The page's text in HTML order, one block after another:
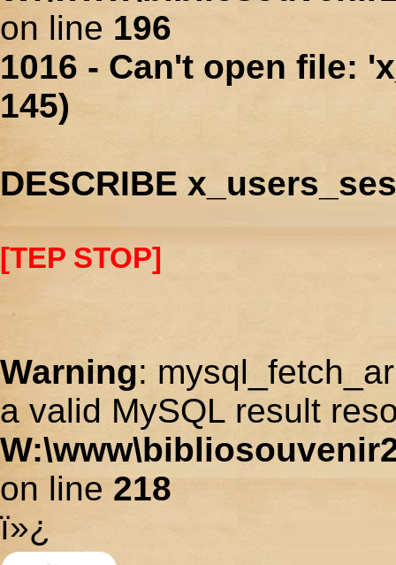
on line 196
1016 - Can't open file:
145)
DESCRIBE
[TEP STOP]
Warning:
a valid MySQL result
on line 218
ï»¿